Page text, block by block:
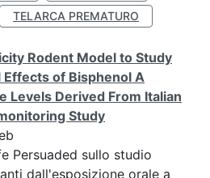
TELARCA PREMATURO
Rodent Model to Study
Effects of Bisphenol A
Levels Derived From Italian
Study
Persuaded sullo studio
dall'esposizione orale a